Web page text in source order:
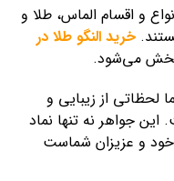
و اقسام الماس، طلا و
خرید النگو طلا در
می‌شود.
لحظاتی از زیبایی و
جواهر نه تنها نماد
خود و عزیزان شماست